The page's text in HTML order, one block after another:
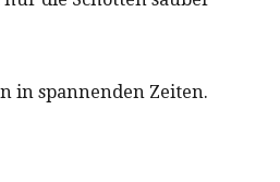
in spannenden Zeiten.